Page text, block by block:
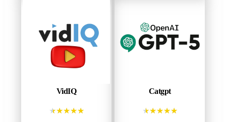
Catgpt
★
★
★
★
★
VidIQ
★
★
★
★
★